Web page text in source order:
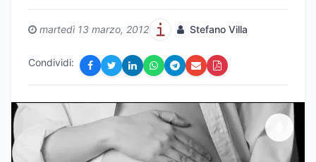
martedì 13 marzo, 2012 Stefano Villa
Condividi: